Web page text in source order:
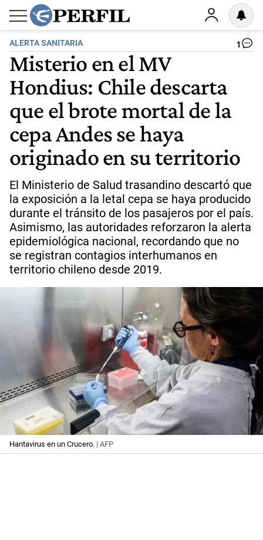
ALERTA SANITARIA 1
Misterio en el MV
Hondius: Chile descarta
que el brote mortal de la
cepa Andes se haya
originado en su territorio
El Ministerio de Salud trasandino descartó que
la exposición a la letal cepa se haya producido
durante el tránsito de los pasajeros por el país.
Asimismo, las autoridades reforzaron la alerta
epidemiológica nacional, recordando que no
se registran contagios interhumanos en
territorio chileno desde 2019.
Hantavirus en un Crucero. | AFP